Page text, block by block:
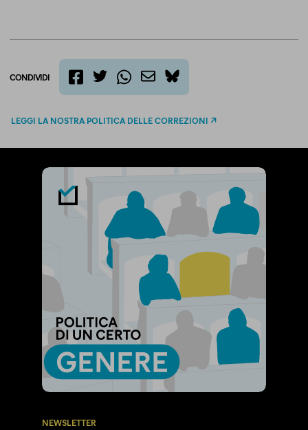
CONDIVIDI
bluesky
LEGGI LA NOSTRA POLITICA DELLE CORREZIONI
NEWSLETTER